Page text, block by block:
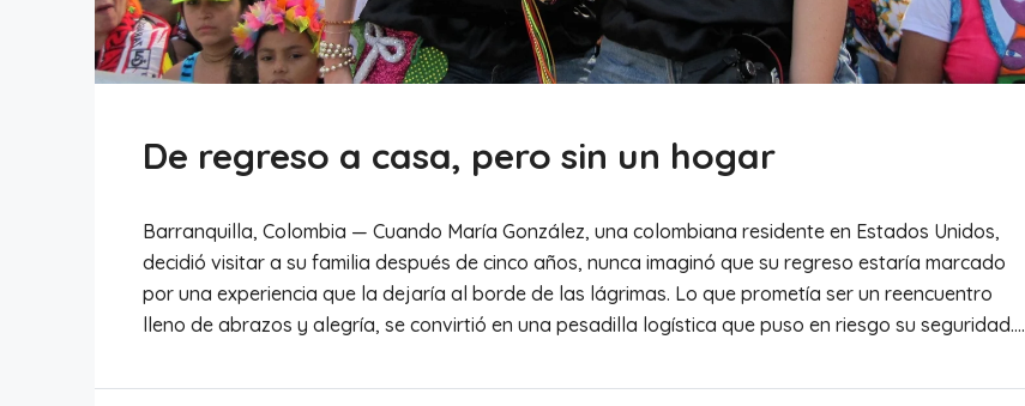
De regreso a casa, pero sin un hogar
Barranquilla, Colombia — Cuando María González, una colombiana residente en Estados Unidos,
decidió visitar a su familia después de cinco años, nunca imaginó que su regreso estaría marcado
por una experiencia que la dejaría al borde de las lágrimas. Lo que prometía ser un reencuentro
lleno de abrazos y alegría, se convirtió en una pesadilla logística que puso en riesgo su seguridad....